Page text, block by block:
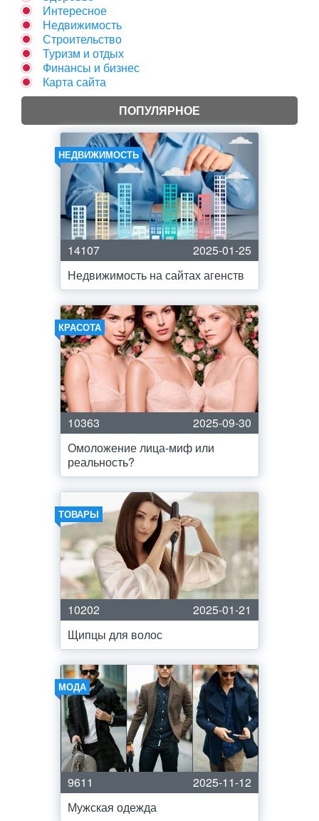
Интересное
Недвижимость
Строительство
Туризм и отдых
Финансы и бизнес
Карта сайта
ПОПУЛЯРНОЕ
НЕДВИЖИМОСТЬ
14107
2025-01-25
Недвижимость на сайтах агенств
КРАСОТА
10363
2025-09-30
Омоложение лица-миф или
реальность?
ТОВАРЫ
10202
2025-01-21
Щипцы для волос
МОДА
9611
2025-11-12
Мужская одежда